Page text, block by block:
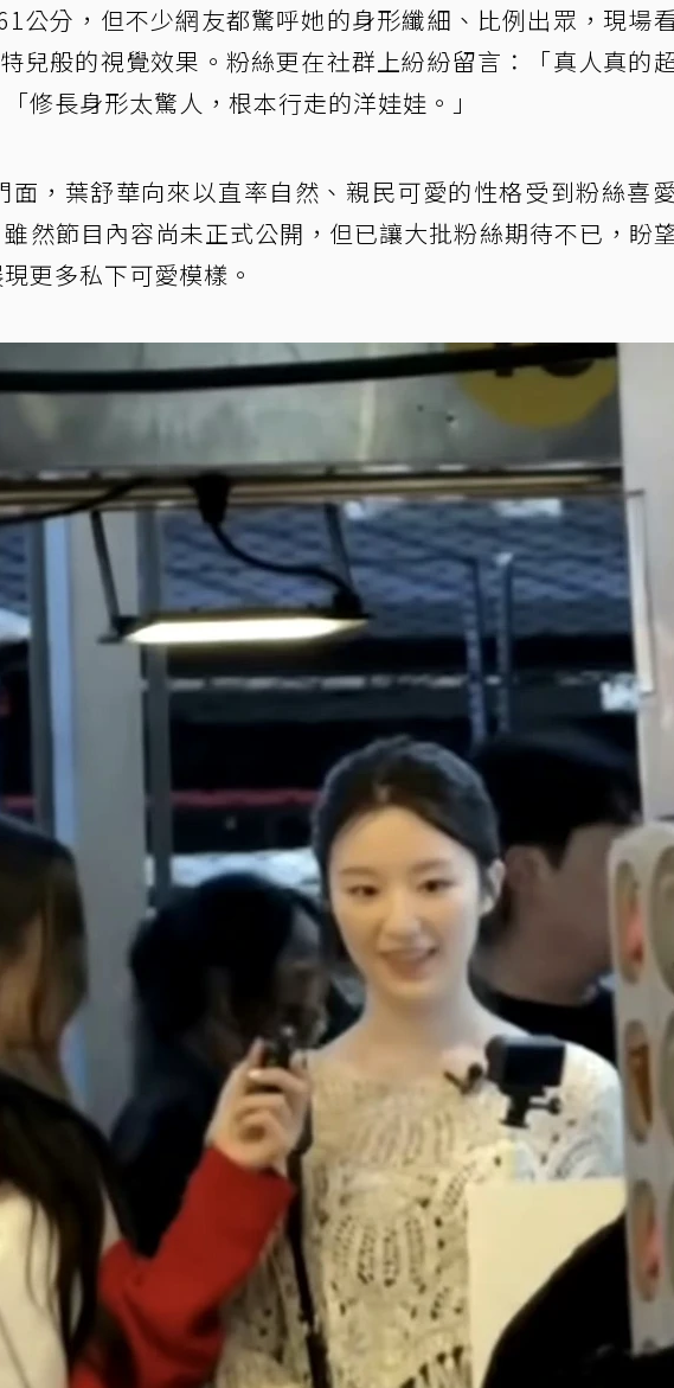
公分，但不少網友都驚呼她的身形纖細、比例出眾，現場
兒般的視覺效果。粉絲更在社群上紛紛留言：「真人真的超
修長身形太驚人，根本行走的洋娃娃。」
，葉舒華向來以直率自然、親民可愛的性格受到粉絲喜
然節目內容尚未正式公開，但已讓大批粉絲期待不已，盼
更多私下可愛模樣。